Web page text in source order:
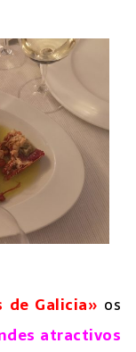
Galicia» os
atractivos